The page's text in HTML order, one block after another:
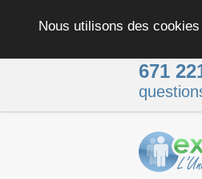
Nous utilisons des
671